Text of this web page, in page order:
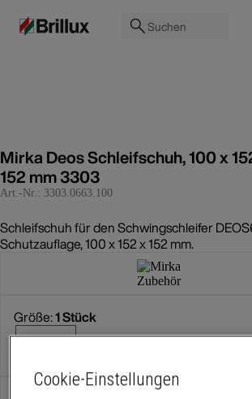
Suchen
Mirka Deos Schleifschuh, 100 x
152 mm 3303
Art.-Nr.: 3303.0663.100
Schleifschuh für den Schwingschleifer
Schutzauflage, 100 x 152 x 152 mm.
Größe:1 Stück
1 Stück
Cookie-Einstellungen